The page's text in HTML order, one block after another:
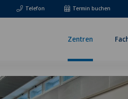
Telefon Termin buchen
Zentren